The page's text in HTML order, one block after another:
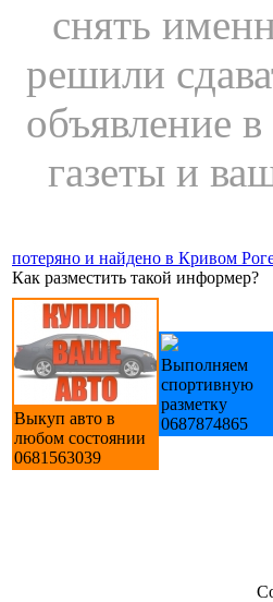
снять
решили
объявление
газеты и
потеряно и найдено в Кривом
Как разместить такой информер?
Выкуп авто в
любом состоянии
0681563039
Выполняем
спортивную
разметку
0687874865